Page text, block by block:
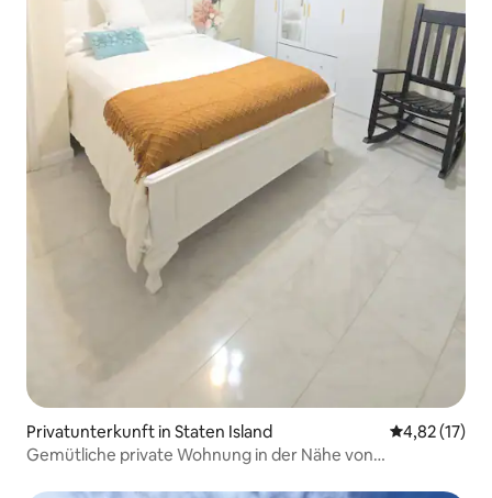
Privatunterkunft in Staten Island
4,82 (17)
Gemütliche private Wohnung in der Nähe von